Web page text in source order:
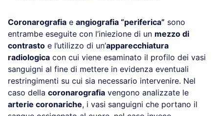
Coronarografia e angiografia “periferica” sono
entrambe eseguite con l’iniezione di un mezzo di
contrasto e l’utilizzo di un’apparecchiatura
radiologica con cui viene esaminato il profilo dei vasi
sanguigni al fine di mettere in evidenza eventuali
restringimenti su cui sia necessario intervenire. Nel
caso della coronarografia vengono analizzate le
arterie coronariche, i vasi sanguigni che portano il